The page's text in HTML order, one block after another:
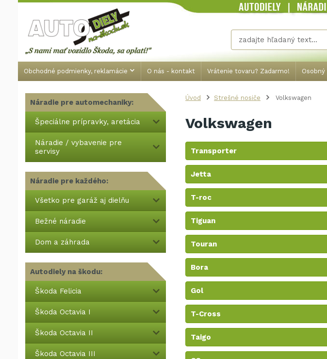
Obchodné podmienky, reklamácie O nás - kontakt Vrátenie tovaru? Zadarmo!
Náradie pre automechaniky:
Špeciálne prípravky, aretácia
Náradie / vybavenie pre
servisy
Náradie pre každého:
Všetko pre garáž aj dielňu
Bežné náradie
Dom a záhrada
Autodiely na škodu:
Škoda Felicia
Škoda Octavia I
Škoda Octavia II
Škoda Octavia III
Úvod Strešné nosiče Volkswagen
Volkswagen
Transporter
Jetta
T-roc
Tiguan
Touran
Bora
Gol
T-Cross
Taigo